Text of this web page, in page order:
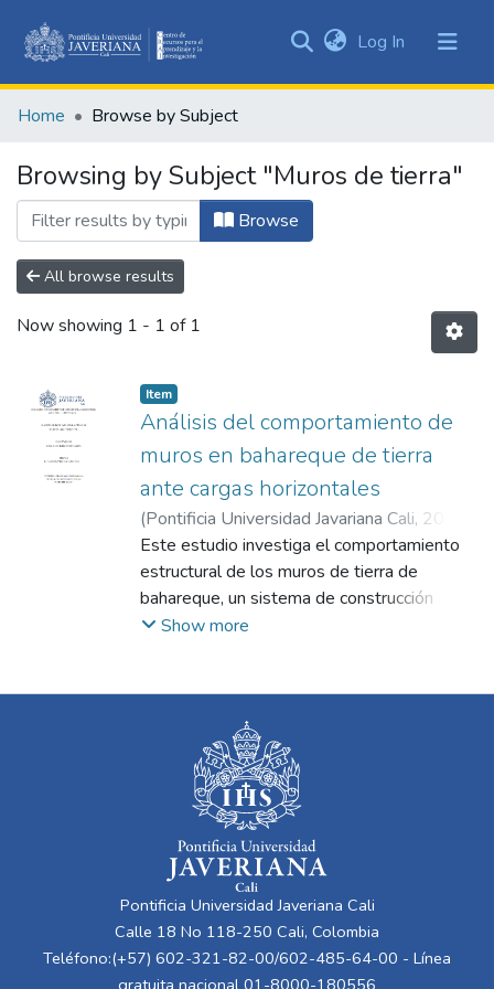
&
All of DSpace
Log In (current)
Home Browse by Subject
Browsing by Subject "Muros de tierra"
Browse
All browse results
Now showing 1 - 1 of 1
Item
Análisis del comportamiento de
muros en bahareque de tierra
ante cargas horizontales
(Pontificia Universidad Javariana Cali, 2024
Cristancho Barrios, Karol Julieth;Otálvaro
Calle, Iván Fernando
Este estudio investiga el comportamiento
estructural de los muros de tierra de
bahareque, un sistema de construcción
tradicional de Colombia, específicamente
muros de bahareque, compuestos por
guadua o marcos de madera rellenos con
mezclas de tierra, han demostrado una
considerable resiliencia en zonas sísmicas
debido a su naturaleza liviana y flexible. A
pesar de su uso generalizado en estas
comunidades, existen datos científicos
limitados sobre su desempeño sísmico bajo
cargas horizontales cíclicas en el plano. Esta
investigación busca bordar esta brecha
Show more
Pontificia Universidad Javeriana Cali
Calle 18 No 118-250 Cali, Colombia
Teléfono:(+57) 602-321-82-00/602-485-64-00 - Línea